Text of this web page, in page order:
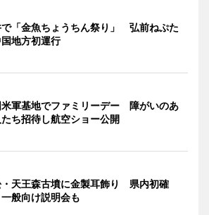
「金魚ちょうちん祭り」 弘前ねぷた
地方初運行
軍基地でファミリーデー 障がいのあ
ち招待し航空ショー公開
天王森古墳に金製耳飾り 県内初確
般向け説明会も